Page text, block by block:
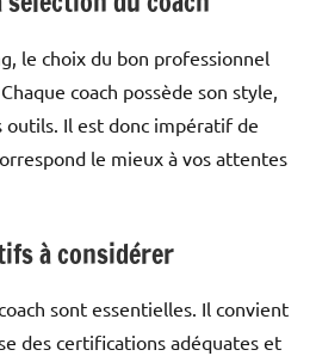
le choix du bon professionnel
coach possède son style,
Il est donc impératif de
le mieux à vos attentes
à considérer
sont essentielles. Il convient
des certifications adéquates et